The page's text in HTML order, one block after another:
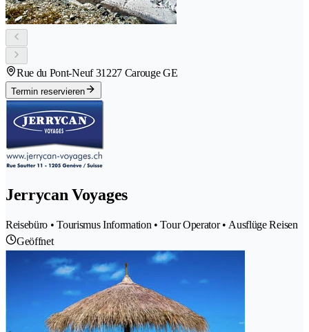
Rue du Pont-Neuf 31227 Carouge GE
Termin reservieren
Jerrycan Voyages
Reisebüro • Tourismus Information • Tour Operator • Ausflüge Reisen
Geöffnet